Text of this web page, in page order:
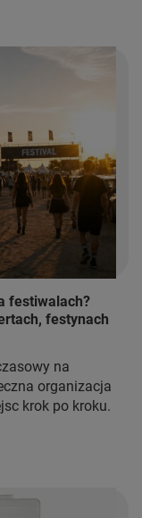
festiwalach?
festynach
na
organizacja
krok po kroku.